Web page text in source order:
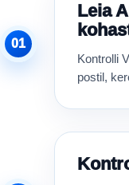
01
Leia
Kontrolli
postil,